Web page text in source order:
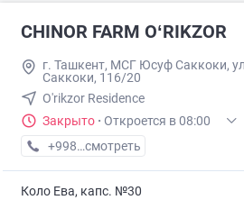
CHINOR FARM OʻRIKZOR
г. Ташкент, МСГ Юсуф Саккоки,
Саккоки, 116/20
O'rikzor Residence
Закрыто · Откроется в 08:00
+998 (77) XXX-XX-XX
смотреть
Коло Ева, капс. №30